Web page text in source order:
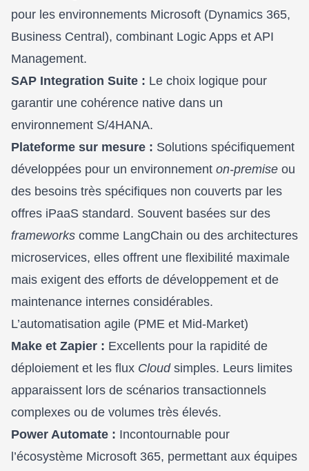
pour les environnements Microsoft (Dynamics 365,
Business Central), combinant Logic Apps et API
Management.
SAP Integration Suite : Le choix logique pour
garantir une cohérence native dans un
environnement S/4HANA.
Plateforme sur mesure : Solutions spécifiquement
développées pour un environnement on-premise ou
des besoins très spécifiques non couverts par les
offres iPaaS standard. Souvent basées sur des
frameworks comme LangChain ou des architectures
microservices, elles offrent une flexibilité maximale
mais exigent des efforts de développement et de
maintenance internes considérables.
L’automatisation agile (PME et Mid-Market)
Make et Zapier : Excellents pour la rapidité de
déploiement et les flux Cloudsimples. Leurs limites
apparaissent lors de scénarios transactionnels
complexes ou de volumes très élevés.
Power Automate : Incontournable pour
l’écosystème Microsoft 365, permettant aux équipes